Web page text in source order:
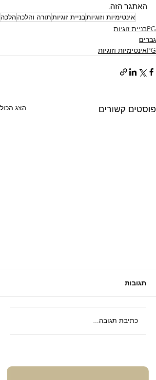
האתגר הזה.
אינטימיות וזוגיותבניית זוגיותתורה והלכה הלכה
PGבניית זוגיות
גברים
PGאינטימיות וזוגיות
פוסטים קשורים הצג הכול
תגובות
כתיבת תגובה...